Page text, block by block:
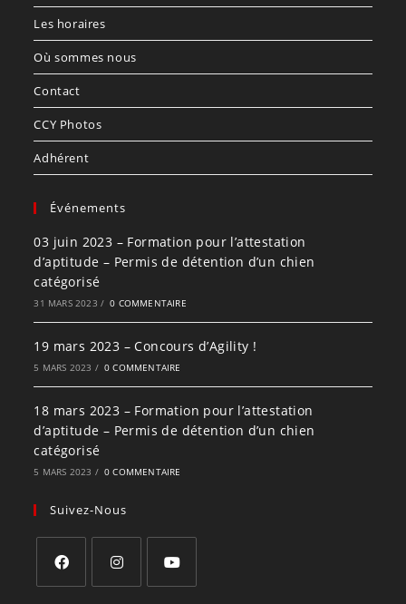
Les horaires
Où sommes nous
Contact
CCY Photos
Adhérent
Événements
03 juin 2023 – Formation pour l’attestation
d’aptitude – Permis de détention d’un chien
catégorisé
31 MARS 2023 / 0 COMMENTAIRE
19 mars 2023 – Concours d’Agility !
5 MARS 2023 / 0 COMMENTAIRE
18 mars 2023 – Formation pour l’attestation
d’aptitude – Permis de détention d’un chien
catégorisé
5 MARS 2023 / 0 COMMENTAIRE
Suivez-Nous